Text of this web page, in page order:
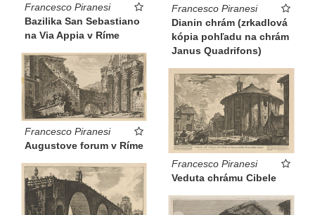
Francesco Piranesi
Bazilika San Sebastiano
na Via Appia v Ríme
Francesco Piranesi
Dianin chrám (zrkadlová
kópia pohľadu na chrám
Janus Quadrifons)
Francesco Piranesi
Augustove forum v Ríme
Francesco Piranesi
Veduta chrámu Cibele